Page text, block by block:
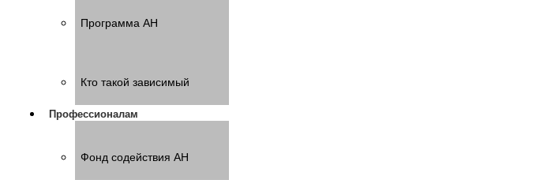
Программа АН
Кто такой зависимый
Профессионалам
Фонд содействия АН